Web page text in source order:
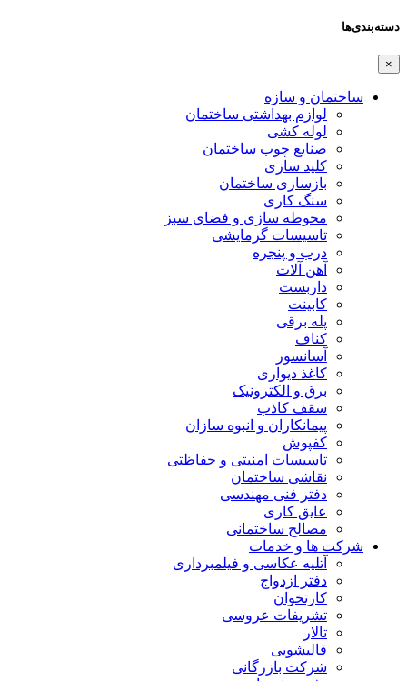
دسته‌بندی‌ها
×
ساختمان و سازه
لوازم بهداشتی ساختمان
لوله کشی
صنایع چوب ساختمان
کلید سازی
بازسازی ساختمان
سنگ کاری
محوطه سازی و فضای سبز
تاسیسات گرمایشی
درب و پنجره
آهن آلات
داربست
کابینت
پله برقی
کناف
آسانسور
کاغذ دیواری
برق و الکترونیک
سقف کاذب
پیمانکاران و انبوه سازان
کفپوش
تاسیسات امنیتی و حفاظتی
نقاشی ساختمان
دفتر فنی مهندسی
عایق کاری
مصالح ساختمانی
شرکت ها و خدمات
آتلیه عکاسی و فیلمبرداری
دفتر ازدواج
کارتخوان
تشریفات عروسی
تالار
قالیشویی
شرکت بازرگانی